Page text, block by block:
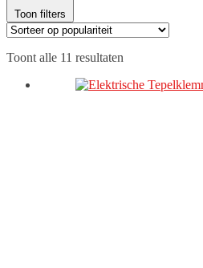
Toon filters
Toont alle 11 resultaten
populariteit